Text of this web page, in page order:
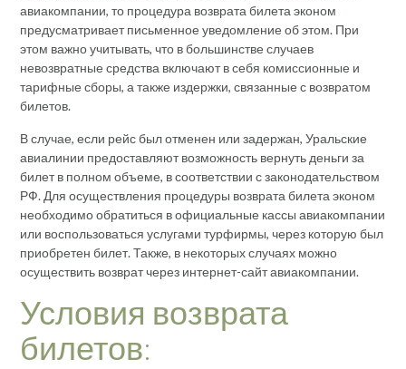
авиакомпании, то процедура возврата билета эконом
предусматривает письменное уведомление об этом. При
этом важно учитывать, что в большинстве случаев
невозвратные средства включают в себя комиссионные и
тарифные сборы, а также издержки, связанные с возвратом
билетов.
В случае, если рейс был отменен или задержан, Уральские
авиалинии предоставляют возможность вернуть деньги за
билет в полном объеме, в соответствии с законодательством
РФ. Для осуществления процедуры возврата билета эконом
необходимо обратиться в официальные кассы авиакомпании
или воспользоваться услугами турфирмы, через которую был
приобретен билет. Также, в некоторых случаях можно
осуществить возврат через интернет-сайт авиакомпании.
Условия возврата
билетов: